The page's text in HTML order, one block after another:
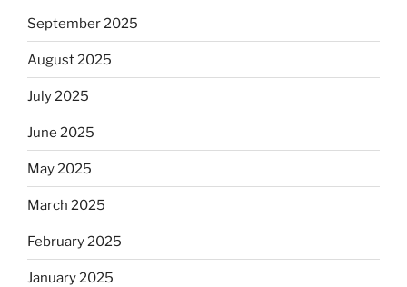
September 2025
August 2025
July 2025
June 2025
May 2025
March 2025
February 2025
January 2025